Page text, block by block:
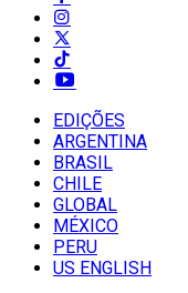
EDIÇÕES
ARGENTINA
BRASIL
CHILE
GLOBAL
MÉXICO
PERU
US ENGLISH